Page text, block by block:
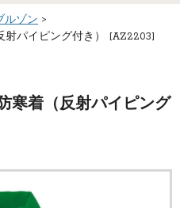
ルゾン
射パイピング付き） [AZ2203]
寒着（反射パイピング